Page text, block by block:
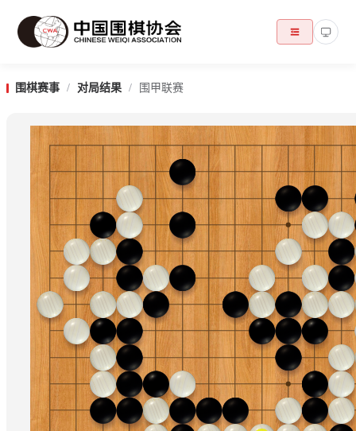
围棋赛事 / 对局结果 / 围甲联赛